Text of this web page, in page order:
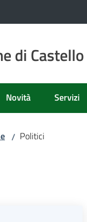
di
Novità Servizi
/ Politici